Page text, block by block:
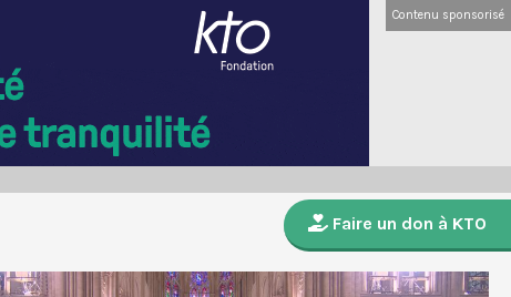
Contenu sponsorisé
Faire un don à KTO